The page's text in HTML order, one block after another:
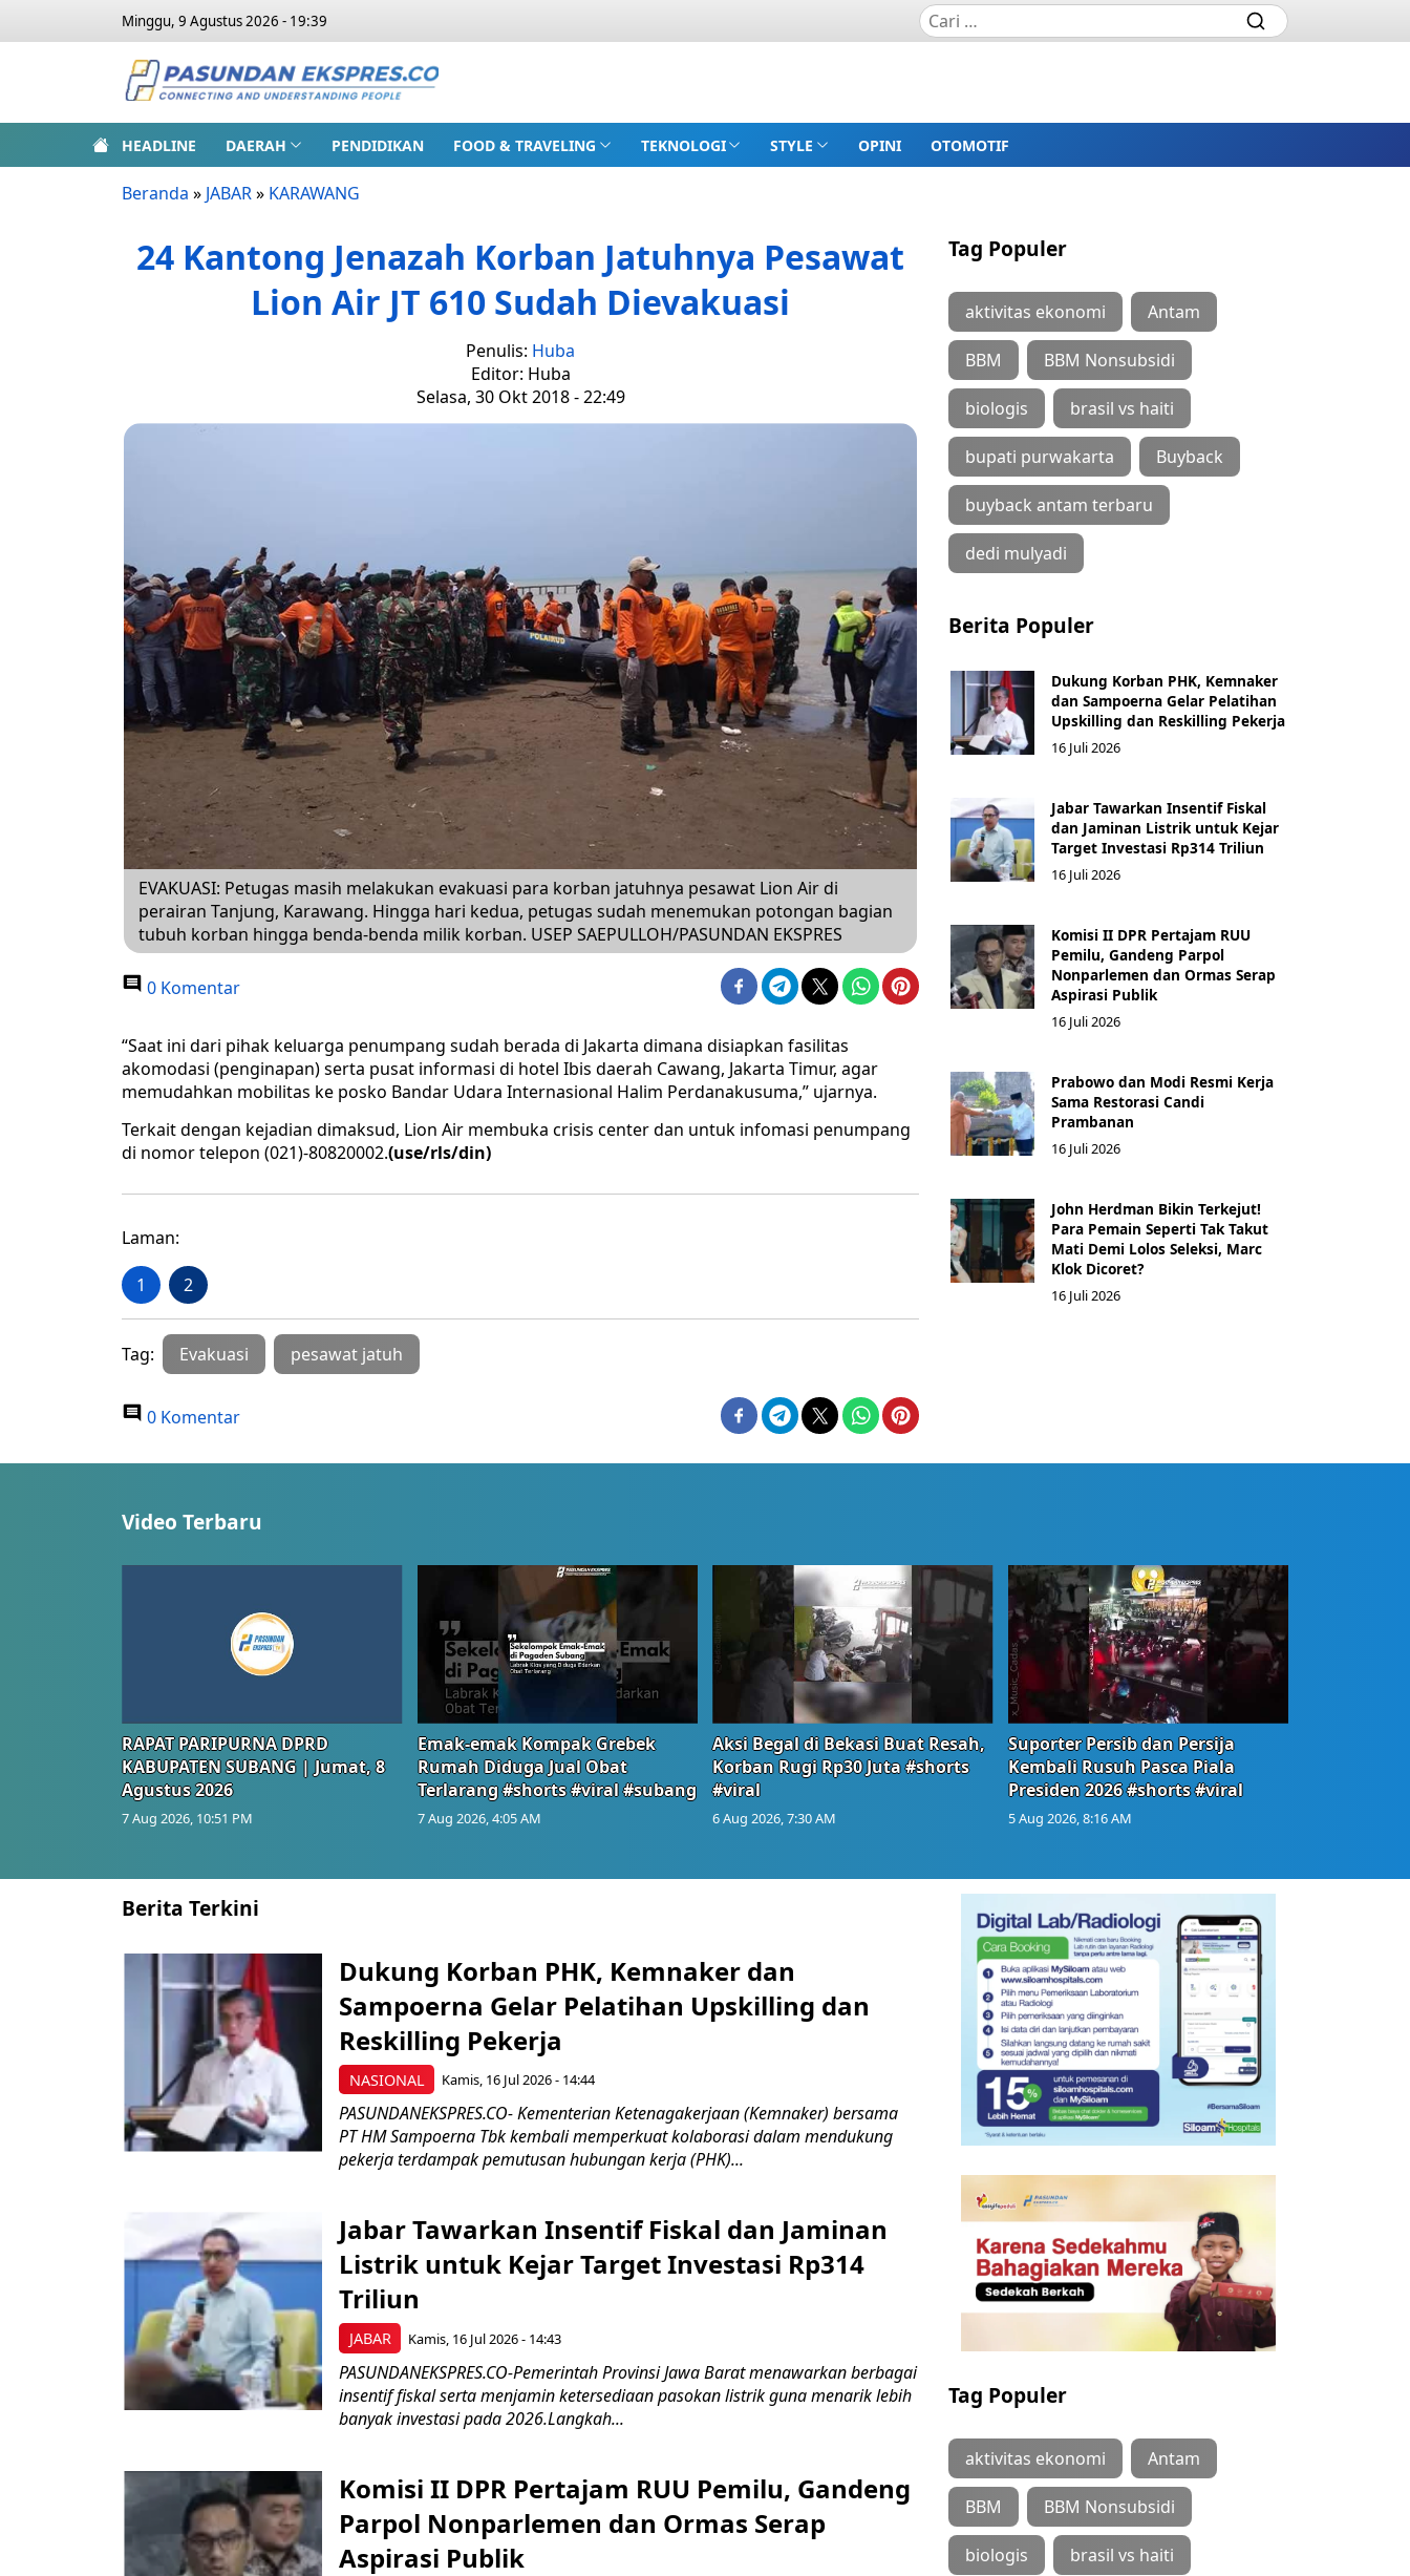
Minggu, 9 Agustus 2026 - 19:39
HEADLINE DAERAH PENDIDIKAN FOOD & TRAVELING TEKNOLOGI STYLE OPINI OTOMOTIF
Beranda » JABAR» KARAWANG
24 Kantong Jenazah Korban Jatuhnya Pesawat
Lion Air JT 610 Sudah Dievakuasi
Penulis: Huba
Editor: Huba
Selasa, 30 Okt 2018 - 22:49
EVAKUASI: Petugas masih melakukan evakuasi para korban jatuhnya pesawat Lion Air di
perairan Tanjung, Karawang. Hingga hari kedua, petugas sudah menemukan potongan bagian
tubuh korban hingga benda-benda milik korban. USEP SAEPULLOH/PASUNDAN EKSPRES
0 Komentar
“Saat ini dari pihak keluarga penumpang sudah berada di Jakarta dimana disiapkan fasilitas
akomodasi (penginapan) serta pusat informasi di hotel Ibis daerah Cawang, Jakarta Timur, agar
memudahkan mobilitas ke posko Bandar Udara Internasional Halim Perdanakusuma,” ujarnya.
Terkait dengan kejadian dimaksud, Lion Air membuka crisis center dan untuk infomasi penumpang
di nomor telepon (021)-80820002.(use/rls/din)
Laman:
1 2
Tag: Evakuasi pesawat jatuh
0 Komentar
Tag Populer
aktivitas ekonomi Antam
BBM BBM Nonsubsidi
biologis brasil vs haiti
bupati purwakarta Buyback
buyback antam terbaru
dedi mulyadi
Berita Populer
Dukung Korban PHK, Kemnaker
dan Sampoerna Gelar Pelatihan
Upskilling dan Reskilling Pekerja
16 Juli 2026
Jabar Tawarkan Insentif Fiskal
dan Jaminan Listrik untuk Kejar
Target Investasi Rp314 Triliun
16 Juli 2026
Komisi II DPR Pertajam RUU
Pemilu, Gandeng Parpol
Nonparlemen dan Ormas Serap
Aspirasi Publik
16 Juli 2026
Prabowo dan Modi Resmi Kerja
Sama Restorasi Candi
Prambanan
16 Juli 2026
John Herdman Bikin Terkejut!
Para Pemain Seperti Tak Takut
Mati Demi Lolos Seleksi, Marc
Klok Dicoret?
16 Juli 2026
Video Terbaru
RAPAT PARIPURNA DPRD
KABUPATEN SUBANG | Jumat, 8
Agustus 2026
7 Aug 2026, 10:51 PM
Emak-emak Kompak Grebek
Rumah Diduga Jual Obat
Terlarang #shorts #viral #subang
7 Aug 2026, 4:05 AM
Aksi Begal di Bekasi Buat Resah,
Korban Rugi Rp30 Juta #shorts
#viral
6 Aug 2026, 7:30 AM
Suporter Persib dan Persija
Kembali Rusuh Pasca Piala
Presiden 2026 #shorts #viral
5 Aug 2026, 8:16 AM
Berita Terkini
NASIONAL
Dukung Korban PHK, Kemnaker dan
Sampoerna Gelar Pelatihan Upskilling dan
Reskilling Pekerja
Kamis, 16 Jul 2026 - 14:44
PASUNDANEKSPRES.CO- Kementerian Ketenagakerjaan (Kemnaker) bersama
PT HM Sampoerna Tbk kembali memperkuat kolaborasi dalam mendukung
pekerja terdampak pemutusan hubungan kerja (PHK)...
JABAR
Jabar Tawarkan Insentif Fiskal dan Jaminan
Listrik untuk Kejar Target Investasi Rp314
Triliun
Kamis, 16 Jul 2026 - 14:43
PASUNDANEKSPRES.CO-Pemerintah Provinsi Jawa Barat menawarkan berbagai
insentif fiskal serta menjamin ketersediaan pasokan listrik guna menarik lebih
banyak investasi pada 2026.Langkah...
Komisi II DPR Pertajam RUU Pemilu, Gandeng
Parpol Nonparlemen dan Ormas Serap
Aspirasi Publik
Tag Populer
aktivitas ekonomi Antam
BBM BBM Nonsubsidi
biologis brasil vs haiti